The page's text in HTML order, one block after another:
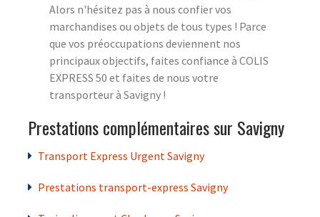
Alors n'hésitez pas à nous confier vos
marchandises ou objets de tous types ! Parce
que vos préoccupations deviennent nos
principaux objectifs, faites confiance à COLIS
EXPRESS 50 et faites de nous votre
transporteur à Savigny !
Prestations complémentaires sur Savigny
Transport Express Urgent Savigny
Prestations transport-express Savigny